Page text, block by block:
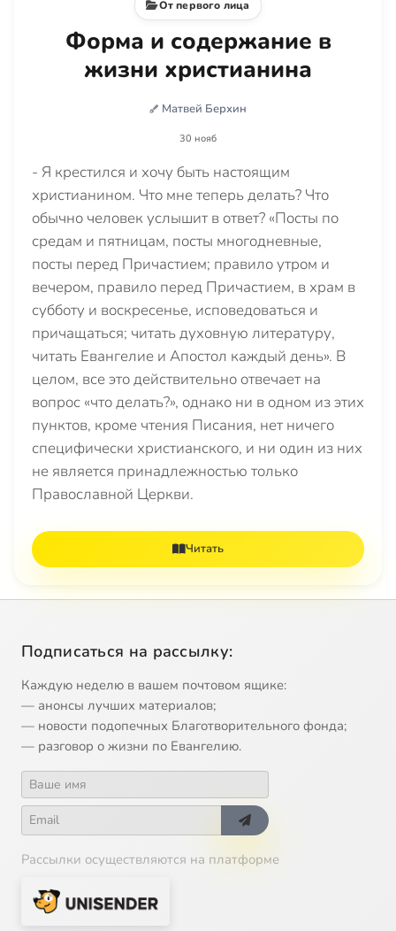
От первого лица
Форма и содержание в
жизни христианина
Матвей Берхин
30 нояб
- Я крестился и хочу быть настоящим
христианином. Что мне теперь делать? Что
обычно человек услышит в ответ? «Посты по
средам и пятницам, посты многодневные,
посты перед Причастием; правило утром и
вечером, правило перед Причастием, в храм в
субботу и воскресенье, исповедоваться и
причащаться; читать духовную литературу,
читать Евангелие и Апостол каждый день». В
целом, все это действительно отвечает на
вопрос «что делать?», однако ни в одном из этих
пунктов, кроме чтения Писания, нет ничего
специфически христианского, и ни один из них
не является принадлежностью только
Православной Церкви.
Читать
Подписаться на рассылку:
Каждую неделю в вашем почтовом ящике:
— анонсы лучших материалов;
— новости подопечных Благотворительного фонда;
— разговор о жизни по Евангелию.
Рассылки осуществляются на платформе